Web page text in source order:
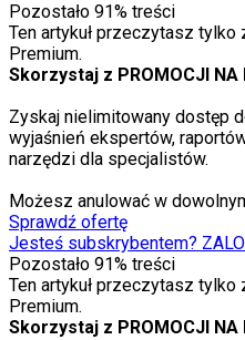
Pozostało 91% treści
Ten artykuł przeczytasz
Premium.
Skorzystaj z PROMOCJI NA
Zyskaj nielimitowany dostęp
wyjaśnień ekspertów,
narzędzi dla specjalistów.
Możesz anulować w
Sprawdź ofertę
Jesteś subskrybentem?
Pozostało 91% treści
Ten artykuł przeczytasz
Premium.
Skorzystaj z PROMOCJI NA